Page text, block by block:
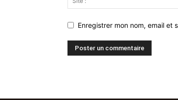
Enregistrer mon nom, email et